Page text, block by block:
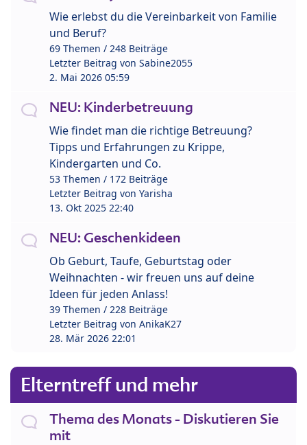
Wie erlebst du die Vereinbarkeit von Familie
und Beruf?
69 Themen / 248 Beiträge
Letzter Beitrag von Sabine2055
2. Mai 2026 05:59
NEU: Kinderbetreuung
Wie findet man die richtige Betreuung?
Tipps und Erfahrungen zu Krippe,
Kindergarten und Co.
53 Themen / 172 Beiträge
Letzter Beitrag von Yarisha
13. Okt 2025 22:40
NEU: Geschenkideen
Ob Geburt, Taufe, Geburtstag oder
Weihnachten - wir freuen uns auf deine
Ideen für jeden Anlass!
39 Themen / 228 Beiträge
Letzter Beitrag von AnikaK27
28. Mär 2026 22:01
Elterntreff und mehr
Thema des Monats - Diskutieren Sie
mit